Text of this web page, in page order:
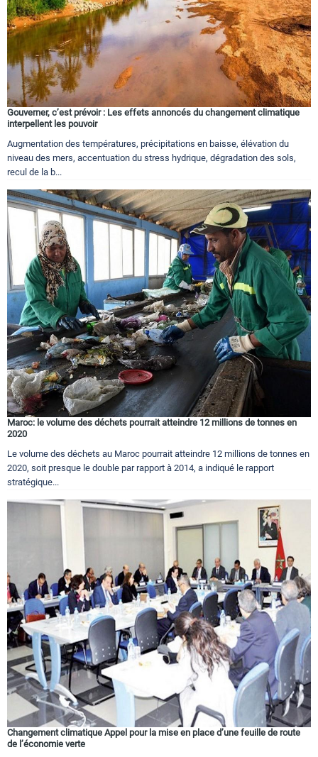
Gouverner, c’est prévoir : Les effets annoncés du changement climatique
interpellent les pouvoir
Augmentation des températures, précipitations en baisse, élévation du
niveau des mers, accentuation du stress hydrique, dégradation des sols,
recul de la b...
Maroc: le volume des déchets pourrait atteindre 12 millions de tonnes en
2020
Le volume des déchets au Maroc pourrait atteindre 12 millions de tonnes en
2020, soit presque le double par rapport à 2014, a indiqué le rapport
stratégique...
Changement climatique Appel pour la mise en place d’une feuille de route
de l’économie verte